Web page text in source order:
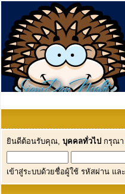
ยินดีต้อนรับคุณ, บุคคลทั่วไป กรุณา
เข้าสู่ระบบด้วยชื่อผู้ใช้ รหัสผ่าน แล